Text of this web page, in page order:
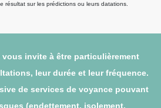
résultat sur les prédictions ou leurs datations.
vous invite à être particulièrement
leur durée et leur fréquence.
de services de voyance pouvant